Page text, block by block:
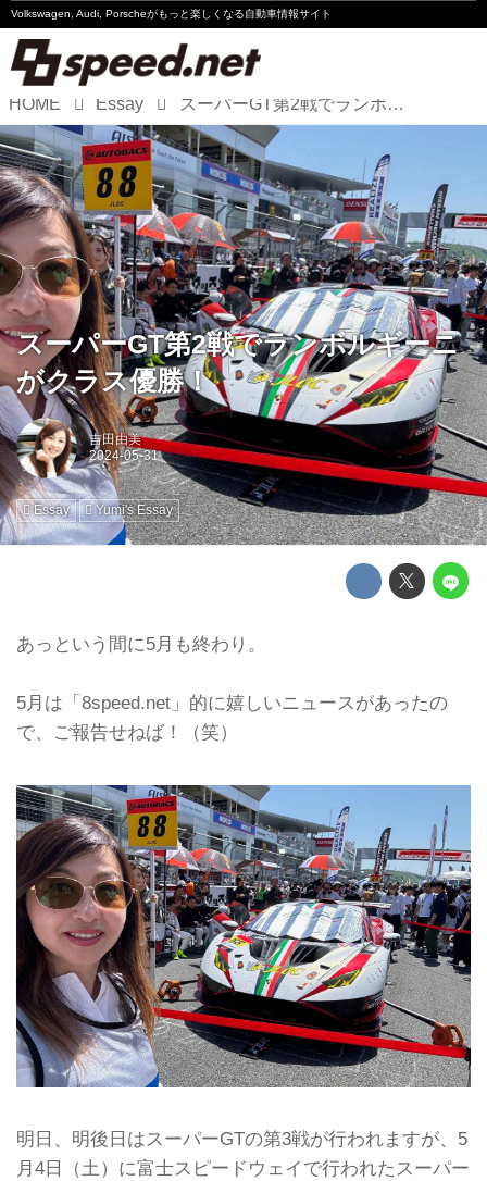
Volkswagen, Audi, Porscheがもっと楽しくなる自動車情報サイト
Volkswagen
Audi
Porsche
Motorsport
Essay
HOME Essay スーパーGT第2戦でランボルギーニがクラス優勝！
スーパーGT第2戦でランボルギーニ
がクラス優勝！
吉田由美
Essay Yumi's Essay
あっという間に5月も終わり。
5月は「8speed.net」的に嬉しいニュースがあったの
で、ご報告せねば！（笑）
明日、明後日はスーパーGTの第3戦が行われますが、5
月4日（土）に富士スピードウェイで行われたスーパー